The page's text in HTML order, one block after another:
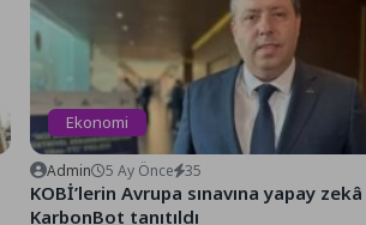
Ekonomi
Admin 5 Ay Önce 35
KOBİ’lerin Avrupa sınavına yapay
KarbonBot tanıtıldı